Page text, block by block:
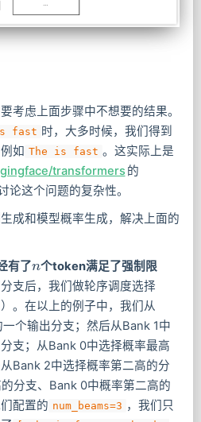
考虑上面步骤中不想要的结果。
fast 时，大多时候，我们得到
如 The is fast 。这实际上是
transformers的
论这个问题的复杂性。
成和模型概率生成，解决上面的
有了n
n个token满足了强制限
支后，我们做轮序调度选择
。在以上的例子中，我们从
个输出分支；然后从Bank 1中
支；从Bank 0中选择概率最高
Bank 2中选择概率第二高的分
分支、Bank 0中概率第二高的
配置的 num_beams=3 ，我们只